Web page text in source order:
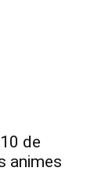
de
animes